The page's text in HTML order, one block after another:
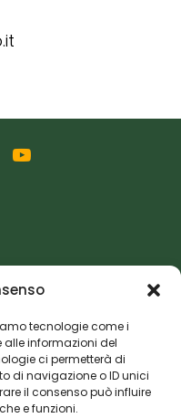
tecnologie come i
alle informazioni del
ci permetterà di
di navigazione o ID unici
il consenso può influire
e funzioni.